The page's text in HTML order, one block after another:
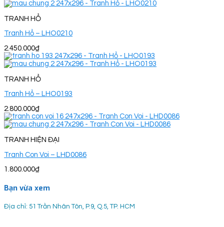
TRANH HỔ
Tranh Hổ – LHO0210
2.450.000₫
TRANH HỔ
Tranh Hổ – LHO0193
2.800.000₫
TRANH HIỆN ĐẠI
Tranh Con Voi – LHD0086
1.800.000₫
Bạn vừa xem
Địa chỉ: 51 Trần Nhân Tôn, P.9, Q.5, TP. HCM